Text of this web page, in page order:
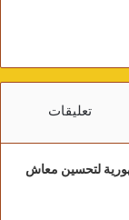
تعليقات
لتحسين معاش